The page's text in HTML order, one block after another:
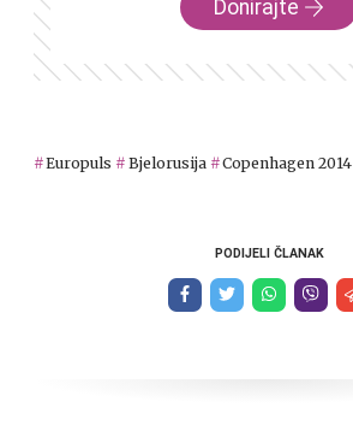
Donirajte
Europuls Bjelorusija Copenhagen 2014
PODIJELI ČLANAK